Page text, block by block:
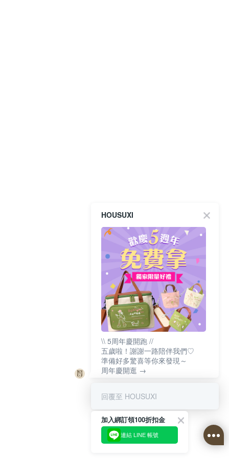
HOUSUXI
\\ 5周年慶開跑 //
五歲啦！謝謝一路陪伴我們♡
準備好多驚喜等你來發現～
周年慶開逛 →
回覆至 HOUSUXI
加入綁訂領100折扣金
連結 LINE 帳號